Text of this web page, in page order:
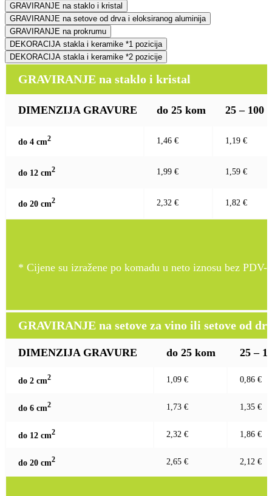
GRAVIRANJE na staklo i kristal
GRAVIRANJE na setove od drva i eloksiranog aluminija
GRAVIRANJE na prokrumu
DEKORACIJA stakla i keramike *1 pozicija
DEKORACIJA stakla i keramike *2 pozicije
GRAVIRANJE na staklo i kristal
DIMENZIJA GRAVURE do 25 kom 25 – 100
do 4 cm2 1,46 € 1,19 €
do 12 cm2 1,99 € 1,59 €
do 20 cm2 2,32 € 1,82 €
* Cijene su izražene po komadu u neto iznosu bez PDV-
GRAVIRANJE na setove za vino ili setove od
DIMENZIJA GRAVURE do 25 kom 25 –
do 2 cm2 1,09 € 0,86 €
do 6 cm2 1,73 € 1,35 €
do 12 cm2 2,32 € 1,86 €
do 20 cm2 2,65 € 2,12 €